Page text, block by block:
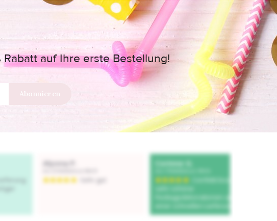
auf Ihre erste Bestellung!